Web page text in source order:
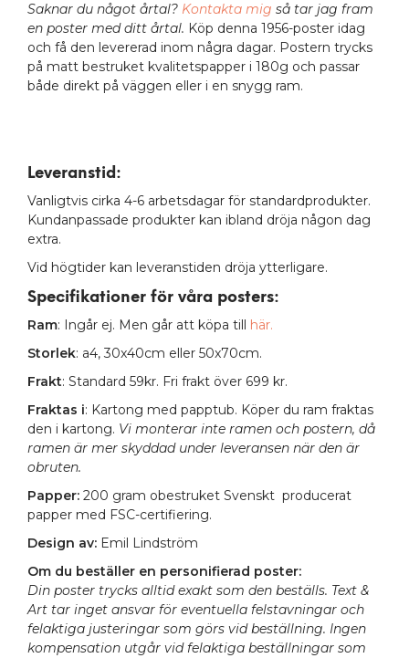
Saknar du något årtal? Kontakta mig så tar jag fram
en poster med ditt årtal. Köp denna 1956-poster idag
och få den levererad inom några dagar. Postern trycks
på matt bestruket kvalitetspapper i 180g och passar
både direkt på väggen eller i en snygg ram.
Leveranstid:
Vanligtvis cirka 4-6 arbetsdagar för standardprodukter.
Kundanpassade produkter kan ibland dröja någon dag
extra.
Vid högtider kan leveranstiden dröja ytterligare.
Specifikationer för våra posters:
Ram: Ingår ej. Men går att köpa till här.
Storlek: a4, 30x40cm eller 50x70cm.
Frakt: Standard 59kr. Fri frakt över 699 kr.
Fraktas i: Kartong med papptub. Köper du ram fraktas
den i kartong. Vi monterar inte ramen och postern, då
ramen är mer skyddad under leveransen när den är
obruten.
Papper: 200 gram obestruket Svenskt producerat
papper med FSC-certifiering.
Design av: Emil Lindström
Om du beställer en personifierad poster:
Din poster trycks alltid exakt som den beställs. Text &
Art tar inget ansvar för eventuella felstavningar och
felaktiga justeringar som görs vid beställning. Ingen
kompensation utgår vid felaktiga beställningar som